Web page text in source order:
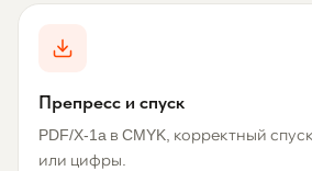
Препресс и спуск
PDF/X-1a в CMYK, корректный
или цифры.